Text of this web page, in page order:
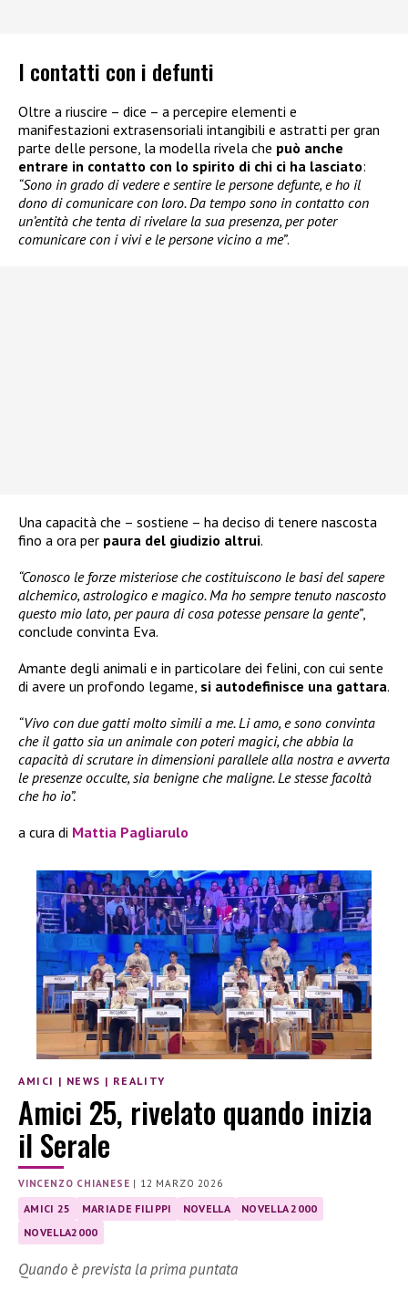
I contatti con i defunti
Oltre a riuscire – dice – a percepire elementi e
manifestazioni extrasensoriali intangibili e astratti per gran
parte delle persone, la modella rivela che può anche
entrare in contatto con lo spirito di chi ci ha lasciato:
“Sono in grado di vedere e sentire le persone defunte, e ho il
dono di comunicare con loro. Da tempo sono in contatto con
un’entità che tenta di rivelare la sua presenza, per poter
comunicare con i vivi e le persone vicino a me”.
Una capacità che – sostiene – ha deciso di tenere nascosta
fino a ora per paura del giudizio altrui.
“Conosco le forze misteriose che costituiscono le basi del sapere
alchemico, astrologico e magico. Ma ho sempre tenuto nascosto
questo mio lato, per paura di cosa potesse pensare la gente”,
conclude convinta Eva.
Amante degli animali e in particolare dei felini, con cui sente
di avere un profondo legame, si autodefinisce una gattara.
“Vivo con due gatti molto simili a me. Li amo, e sono convinta
che il gatto sia un animale con poteri magici, che abbia la
capacità di scrutare in dimensioni parallele alla nostra e avverta
le presenze occulte, sia benigne che maligne. Le stesse facoltà
che ho io”.
a cura di Mattia Pagliarulo
AMICI | NEWS | REALITY
Amici 25, rivelato quando inizia
il Serale
VINCENZO CHIANESE | 12 MARZO 2026
AMICI 25 MARIA DE FILIPPI NOVELLA
NOVELLA 2000
NOVELLA2000
Quando è prevista la prima puntata